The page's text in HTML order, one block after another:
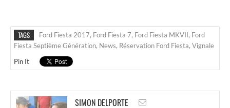
TAGS Ford Fiesta 2017, Ford Fiesta 7, Ford Fiesta MKVII, Ford
Fiesta Septième Génération, News, Réservation Ford Fiesta, Vignale
Pin It
SIMON DELPORTE